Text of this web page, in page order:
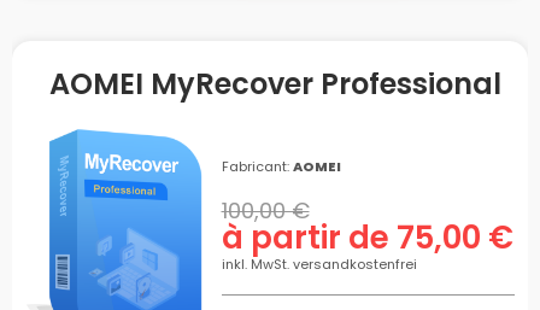
AOMEI MyRecover Professional
Fabricant:AOMEI
à partir de 75,00 €
100,00 €
inkl. MwSt. versandkostenfrei